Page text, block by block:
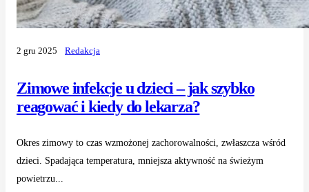
Zimowe infekcje u dzieci – jak szybko
reagować i kiedy do lekarza?
2 gru 2025 Redakcja
Okres zimowy to czas wzmożonej zachorowalności, zwłaszcza wśród
dzieci. Spadająca temperatura, mniejsza aktywność na świeżym
powietrzu...